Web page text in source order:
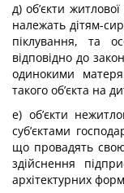
д) об’єкти
належать дітям-
піклування, та
відповідно до
одинокими
такого об’єкта на
е) об’єкти
суб’єктами
що провадять
здійснення
архітектурних